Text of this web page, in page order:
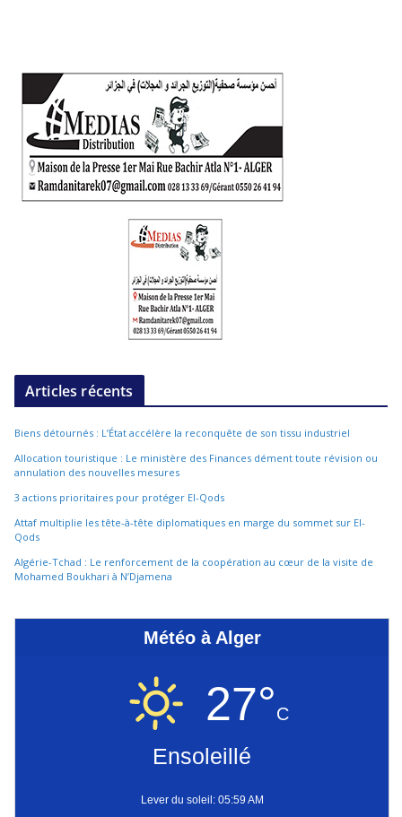
Articles récents
Biens détournés : L’État accélère la reconquête de son tissu industriel
Allocation touristique : Le ministère des Finances dément toute révision ou
annulation des nouvelles mesures
3 actions prioritaires pour protéger El-Qods
Attaf multiplie les tête-à-tête diplomatiques en marge du sommet sur El-
Qods
Algérie-Tchad : Le renforcement de la coopération au cœur de la visite de
Mohamed Boukhari à N’Djamena
Météo à Alger
27°C
Ensoleillé
Lever du soleil: 05:59 AM